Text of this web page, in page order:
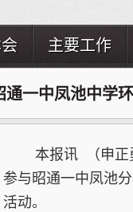
主要工作
一中凤池中学
本报讯 （申正勇
参与昭通一中凤池
活动。